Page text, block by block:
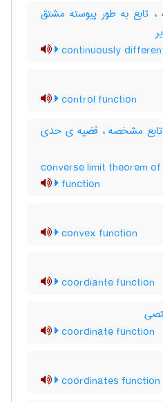
، تابع به طور پیوسته مشتق
continuously
control function
مشخصه ، قضیه ی حدی
converse limit theorem
function
convex function
coordiante function
coordinate function
coordinates function